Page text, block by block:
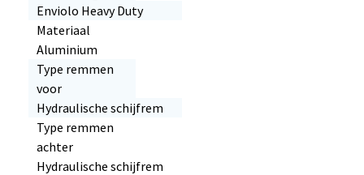
Enviolo Heavy Duty
Materiaal
Aluminium
Type remmen
voor
Hydraulische schijfrem
Type remmen
achter
Hydraulische schijfrem